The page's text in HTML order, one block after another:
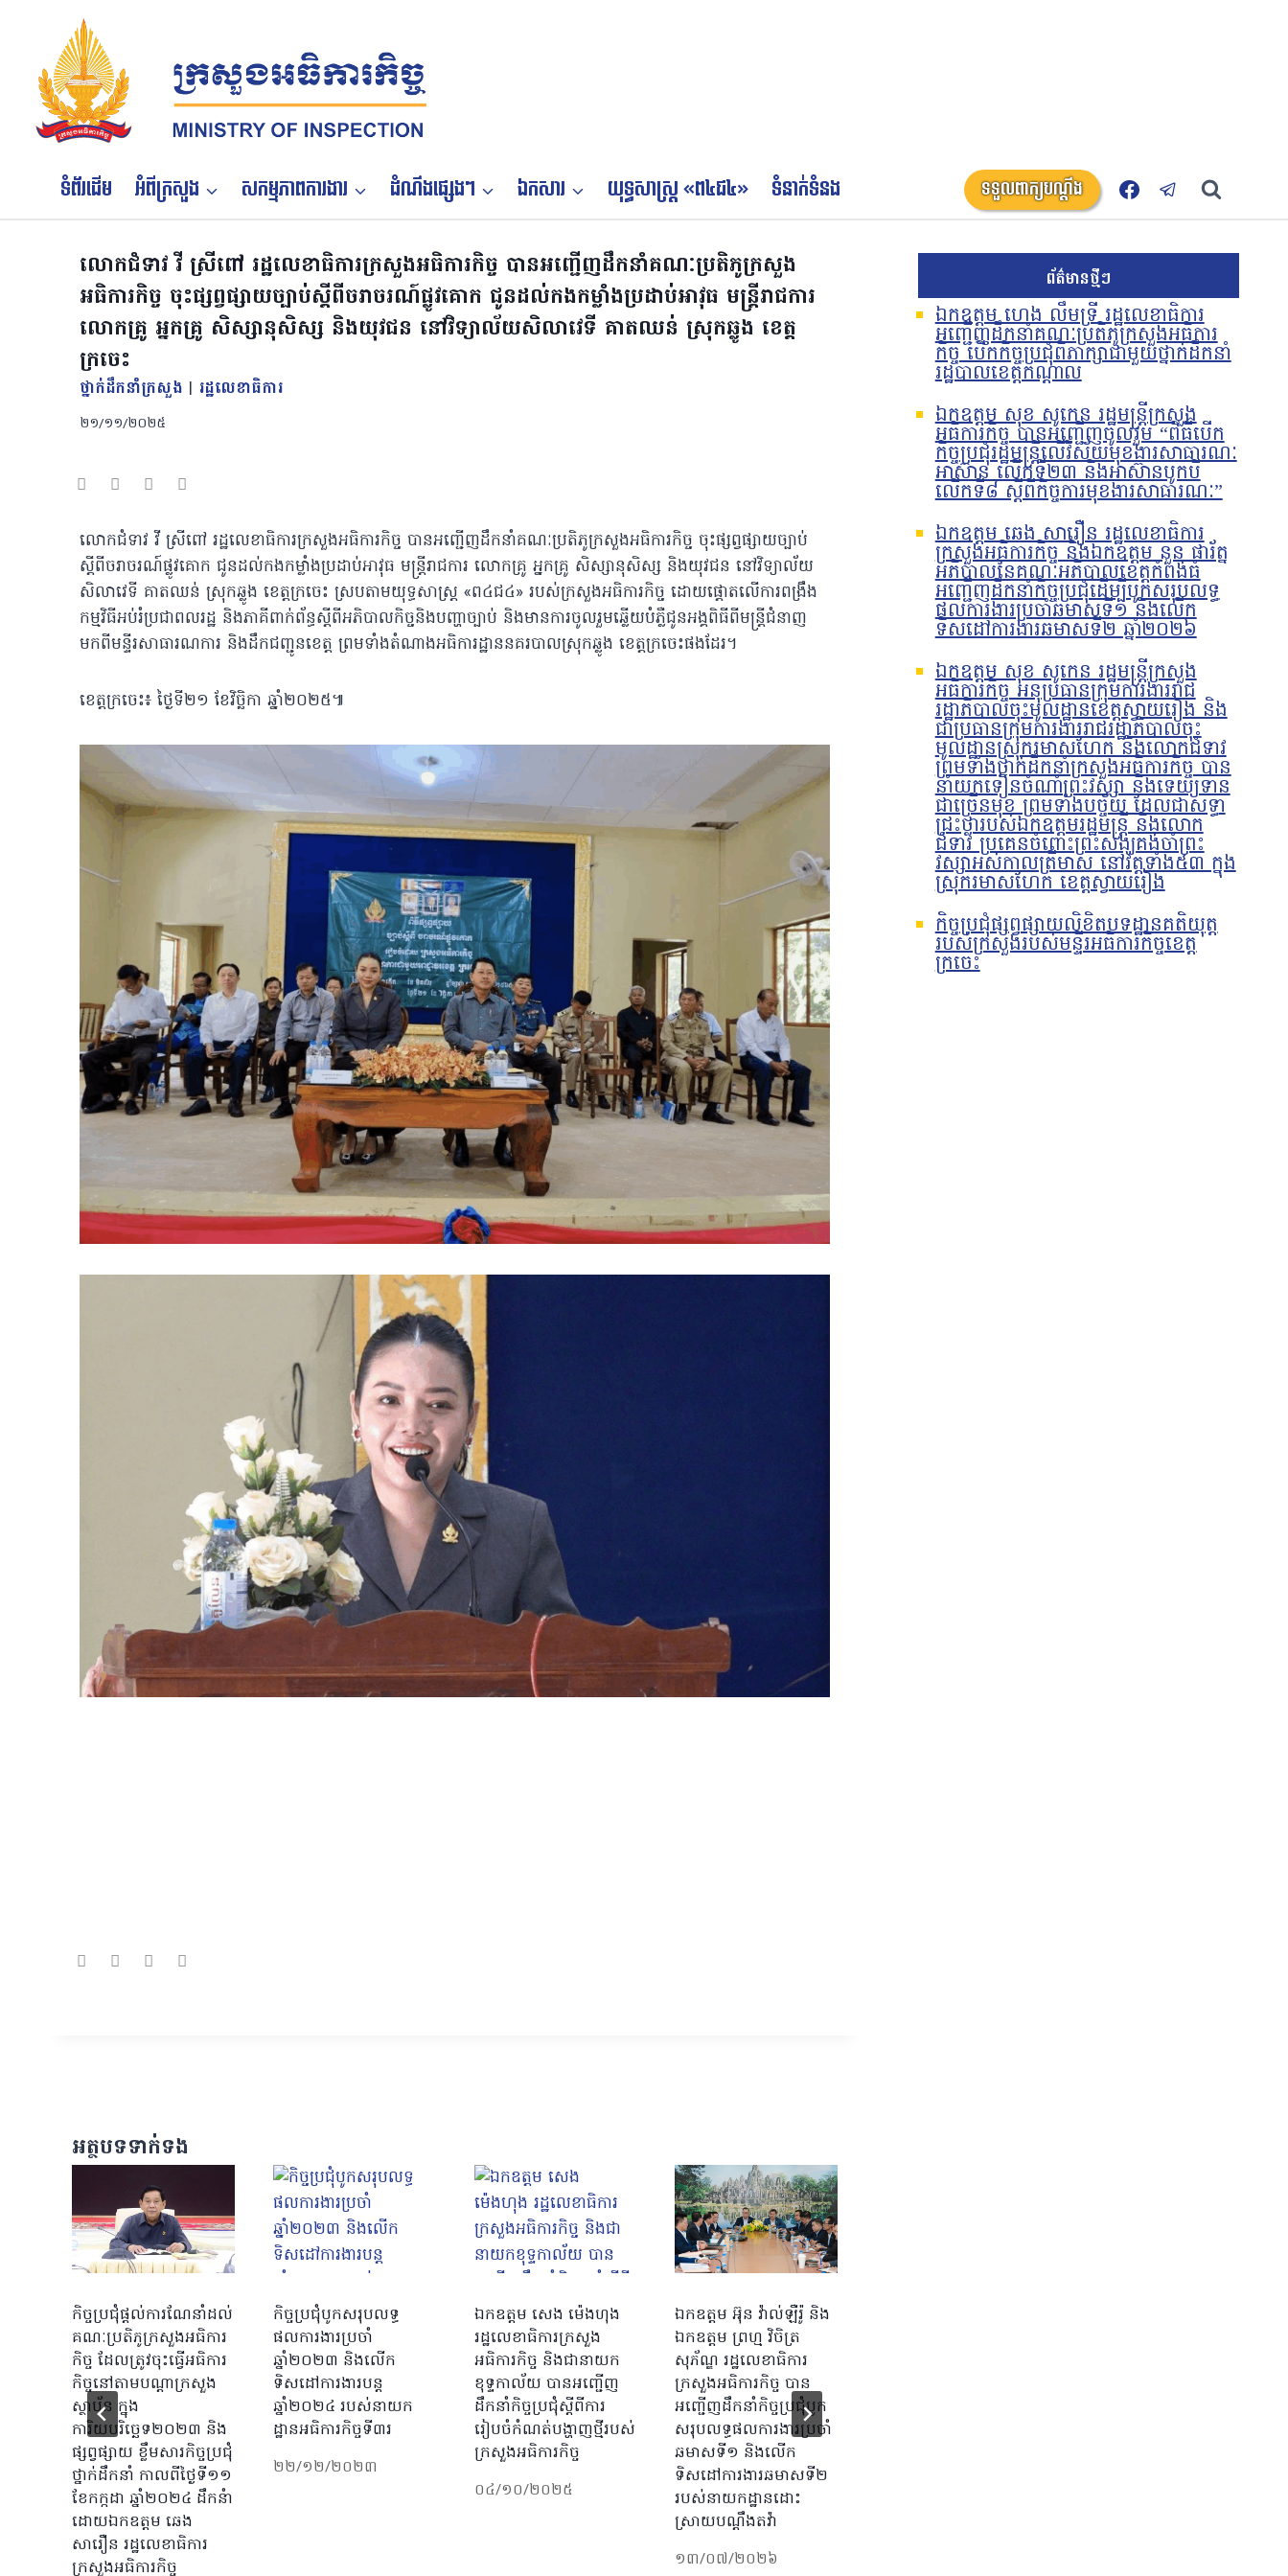
content
ទំព័រដើម អំពីក្រសួង សកម្មភាពការងារ ដំណឹងផ្សេងៗ ឯកសារ យុទ្ធសាស្ត្រ «ព៤ជ៤» ទំនាក់ទំនង ទទួលពាក្យបណ្តឹង
លោកជំទាវ វី ស្រីពៅ រដ្ឋលេខាធិការក្រសួងអធិការកិច្ច បានអញ្ជើញដឹកនាំគណៈប្រតិភូក្រសួង
អធិការកិច្ច ចុះផ្សព្វផ្សាយច្បាប់ស្តីពីចរាចរណ៍ផ្លូវគោក ជូនដល់កងកម្លាំងប្រដាប់អាវុធ មន្រ្តីរាជការ
លោកគ្រូ អ្នកគ្រូ សិស្សានុសិស្ស និងយុវជន នៅវិទ្យាល័យសិលាវេទី គាតឈន់ ស្រុកឆ្លូង ខេត្ត
ក្រចេះ
ថ្នាក់ដឹកនាំក្រសួង | រដ្ឋលេខាធិការ
២១/១១/២០២៥
លោកជំទាវ វី ស្រីពៅ រដ្ឋលេខាធិការក្រសួងអធិការកិច្ច បានអញ្ជើញដឹកនាំគណៈប្រតិភូក្រសួងអធិការកិច្ច ចុះផ្សព្វផ្សាយច្បាប់
ស្តីពីចរាចរណ៍ផ្លូវគោក ជូនដល់កងកម្លាំងប្រដាប់អាវុធ មន្រ្តីរាជការ លោកគ្រូ អ្នកគ្រូ សិស្សានុសិស្ស និងយុវជន នៅវិទ្យាល័យ
សិលាវេទី គាតឈន់ ស្រុកឆ្លូង ខេត្តក្រចេះ ស្របតាមយុទ្ធសាស្រ្ត «ព៤ជ៤» របស់ក្រសួងអធិការកិច្ច ដោយផ្ដោតលើការពង្រឹង
កម្មវិធីអប់រំប្រជាពលរដ្ឋ និងភាគីពាក់ព័ន្ធស្ដីពីអភិបាលកិច្ចនិងបញ្ហាច្បាប់ និងមានការចូលរួមឆ្លើយបំភ្លឺជូនអង្គពិធីពីមន្ដ្រីជំនាញ
មកពីមន្ទីរសាធារណការ និងដឹកជញ្ជូនខេត្ត ព្រមទាំងតំណាងអធិការដ្ឋាននគរបាលស្រុកឆ្លូង ខេត្តក្រចេះផងដែរ។
ខេត្តក្រចេះ៖ ថ្ងៃទី២១ ខែវិច្ឆិកា ឆ្នាំ២០២៥៕
អត្ថបទទាក់ទង
កិច្ចប្រជុំផ្តល់ការណែនាំដល់
គណៈប្រតិភូក្រសួងអធិការ
កិច្ច ដែលត្រូវចុះធ្វើអធិការ
កិច្ចនៅតាមបណ្តាក្រសួង
ស្ថាប័ន ក្នុង
ការិយបរិច្ឆេទ២០២៣ និង
ផ្សព្វផ្សាយ ខ្លឹមសារកិច្ចប្រជុំ
ថ្នាក់ដឹកនាំ កាលពីថ្ងៃទី១១
ខែកក្កដា ឆ្នាំ២០២៤ ដឹកនំា
ដោយឯកឧត្តម ឆេង
សារឿន រដ្ឋលេខាធិការ
ក្រសួងអធិការកិច្ច
កិច្ចប្រជុំបូកសរុបលទ្ធ
ផលការងារប្រចាំ
ឆ្នាំ២០២៣ និងលើក
ទិសដៅការងារបន្ត
ឆ្នាំ២០២៤ របស់នាយក
ដ្ឋានអធិការកិច្ចទី៣រ
២២/១២/២០២៣
ឯកឧត្តម សេង ម៉េងហុង
រដ្ឋលេខាធិការក្រសួង
អធិការកិច្ច និងជានាយក
ខុទ្ទកាល័យ បានអញ្ជើញ
ដឹកនាំកិច្ចប្រជុំស្ដីពីការ
រៀបចំកំណត់បង្ហាញថ្មីរបស់
ក្រសួងអធិការកិច្ច
០៤/១០/២០២៥
ឯកឧត្តម អ៊ុន វ៉ាល់ឡឺរ៉ូ និង
ឯកឧត្តម ព្រហ្ម វិចិត្រ
សុភ័ណ្ឌ រដ្ឋលេខាធិការ
ក្រសួងអធិការកិច្ច បាន
អញ្ជើញដឹកនាំកិច្ចប្រជុំបូក
សរុបលទ្ធផលការងារប្រចាំ
ឆមាសទី១ និងលើក
ទិសដៅការងារឆមាសទី២
របស់នាយកដ្ឋានដោះ
ស្រាយបណ្តឹងតវ៉ា
១៣/០៧/២០២៦
ព័ត៌មានថ្មីៗ
ឯកឧត្តម ហេង លឹមទ្រី រដ្ឋលេខាធិការ
អញ្ជើញដឹកនាំគណៈប្រតិភូក្រសួងអធិការ
កិច្ច បើកកិច្ចប្រជុំពិភាក្សាជាមួយថ្នាក់ដឹកនាំ
រដ្ឋបាលខេត្តកណ្តាល
ឯកឧត្តម សុខ សូកេន រដ្ឋមន្រ្តីក្រសួង
អធិការកិច្ច បានអញ្ជើញចូលរួម “ពិធីបើក
កិច្ចប្រជុំរដ្ឋមន្ត្រីលើវិស័យមុខងារសាធារណៈ
អាស៊ាន លើកទី២៣ និងអាស៊ានបូកបី
លើកទី៨ ស្តីពីកិច្ចការមុខងារសាធារណៈ”
ឯកឧត្តម ឆេង សារឿន រដ្ឋលេខាធិការ
ក្រសួងអធិការកិច្ច និងឯកឧត្តម នួន ផារ័ត្ន
អភិបាលនៃគណៈអភិបាលខេត្តកំពង់ធំ
អញ្ជើញដឹកនាំកិច្ចប្រជុំដើម្បីបូកសរុបលទ្ធ
ផលការងារប្រចាំឆមាសទី១ និងលើក
ទិសដៅការងារឆមាសទី២ ឆ្នាំ២០២៦
ឯកឧត្តម សុខ សូកេន រដ្ឋមន្រ្តីក្រសួង
អធិការកិច្ច អនុប្រធានក្រុមការងាររាជ
រដ្ឋាភិបាលចុះមូលដ្ឋានខេត្តស្វាយរៀង និង
ជាប្រធានក្រុមការងាររាជរដ្ឋាភិបាលចុះ
មូលដ្ឋានស្រុករមាសហែក និងលោកជំទាវ
ព្រមទាំងថ្នាក់ដឹកនាំក្រសួងអធិការកិច្ច បាន
នាំយកទៀនចំណាំព្រះវស្សា និងទេយ្យទាន
ជាច្រើនមុខ ព្រមទាំងបច្ច័យ ដែលជាសទ្ធា
ជ្រះថ្លារបស់ឯកឧត្តមរដ្ឋមន្រ្តី និងលោក
ជំទាវ ប្រគេនចំពោះព្រះសង្ឃគង់ចាំព្រះ
វស្សាអស់កាលត្រីមាស នៅវត្តទាំង៥៣ ក្នុង
ស្រុករមាសហែក ខេត្តស្វាយរៀង
កិច្ចប្រជុំផ្សព្វផ្សាយលិខិតបទដ្ឋានគតិយុត្ត
របស់ក្រសួងរបស់មន្ទីរអធិការកិច្ចខេត្ត
ក្រចេះ